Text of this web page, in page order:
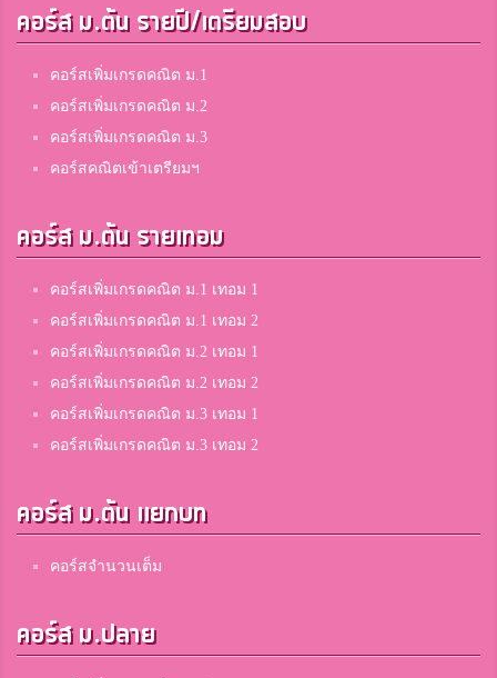
คอร์ส ม.ต้น รายปี/เตรียมสอบ
คอร์สเพิ่มเกรดคณิต ม.1
คอร์สเพิ่มเกรดคณิต ม.2
คอร์สเพิ่มเกรดคณิต ม.3
คอร์สคณิตเข้าเตรียมฯ
คอร์ส ม.ต้น รายเทอม
คอร์สเพิ่มเกรดคณิต ม.1 เทอม 1
คอร์สเพิ่มเกรดคณิต ม.1 เทอม 2
คอร์สเพิ่มเกรดคณิต ม.2 เทอม 1
คอร์สเพิ่มเกรดคณิต ม.2 เทอม 2
คอร์สเพิ่มเกรดคณิต ม.3 เทอม 1
คอร์สเพิ่มเกรดคณิต ม.3 เทอม 2
คอร์ส ม.ต้น แยกบท
คอร์สจำนวนเต็ม
คอร์ส ม.ปลาย